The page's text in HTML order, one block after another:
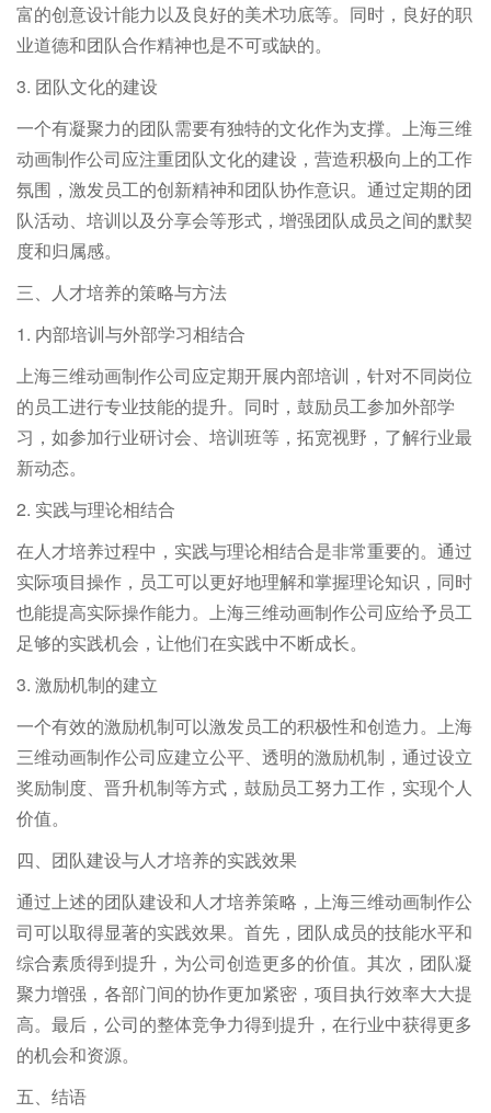
富的创意设计能力以及良好的美术功底等。同时，良好的职
业道德和团队合作精神也是不可或缺的。
3. 团队文化的建设
一个有凝聚力的团队需要有独特的文化作为支撑。上海三维
动画制作公司应注重团队文化的建设，营造积极向上的工作
氛围，激发员工的创新精神和团队协作意识。通过定期的团
队活动、培训以及分享会等形式，增强团队成员之间的默契
度和归属感。
三、人才培养的策略与方法
1. 内部培训与外部学习相结合
上海三维动画制作公司应定期开展内部培训，针对不同岗位
的员工进行专业技能的提升。同时，鼓励员工参加外部学
习，如参加行业研讨会、培训班等，拓宽视野，了解行业最
新动态。
2. 实践与理论相结合
在人才培养过程中，实践与理论相结合是非常重要的。通过
实际项目操作，员工可以更好地理解和掌握理论知识，同时
也能提高实际操作能力。上海三维动画制作公司应给予员工
足够的实践机会，让他们在实践中不断成长。
3. 激励机制的建立
一个有效的激励机制可以激发员工的积极性和创造力。上海
三维动画制作公司应建立公平、透明的激励机制，通过设立
奖励制度、晋升机制等方式，鼓励员工努力工作，实现个人
价值。
四、团队建设与人才培养的实践效果
通过上述的团队建设和人才培养策略，上海三维动画制作公
司可以取得显著的实践效果。首先，团队成员的技能水平和
综合素质得到提升，为公司创造更多的价值。其次，团队凝
聚力增强，各部门间的协作更加紧密，项目执行效率大大提
高。最后，公司的整体竞争力得到提升，在行业中获得更多
的机会和资源。
五、结语